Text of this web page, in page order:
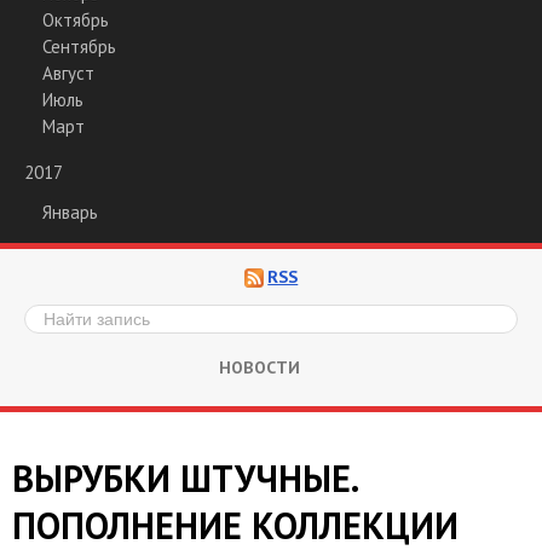
Октябрь
Сентябрь
Август
Июль
Март
2017
Январь
RSS
НОВОСТИ
ВЫРУБКИ ШТУЧНЫЕ.
ПОПОЛНЕНИЕ КОЛЛЕКЦИИ